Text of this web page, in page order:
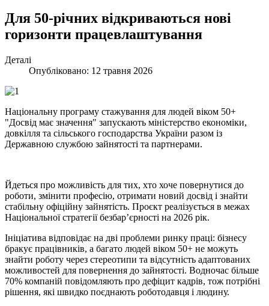
Для 50-річних відкриваються нові
горизонти працевлаштування
Деталі
Опубліковано: 12 травня 2026
Національну програму стажування для людей віком 50+
"Досвід має значення" запускають міністерство економіки,
довкілля та сільського господарства України разом із
Державною службою зайнятості та партнерами.
Йдеться про можливість для тих, хто хоче повернутися до
роботи, змінити професію, отримати новий досвід і знайти
стабільну офіційну зайнятість. Проєкт реалізується в межах
Національної стратегії безбар’єрності на 2026 рік.
Ініціатива відповідає на дві проблеми ринку праці: бізнесу
бракує працівників, а багато людей віком 50+ не можуть
знайти роботу через стереотипи та відсутність адаптованих
можливостей для повернення до зайнятості. Водночас більше
70% компаній повідомляють про дефіцит кадрів, тож потрібні
рішення, які швидко поєднають роботодавця і людину.